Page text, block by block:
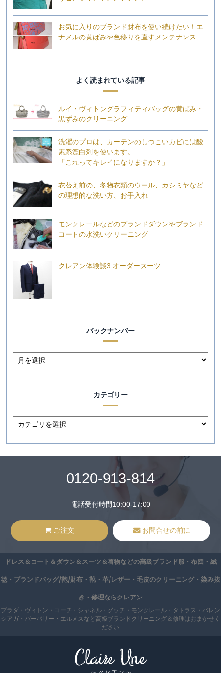
お気に入りのブランド財布を使い続けたい！エ
ナメルの黄ばみや色移りを直すメンテナンス
よく読まれている記事
ルイ・ヴィトングラフィティバッグの黄ばみ・
黒ずみのクリーニング
洗濯のプロは、カーテンのしつこいカビには酸
素系漂白剤を使います。
「これってキレイになりますか？」
衣替え前の、冬物衣類のウール、カシミヤなど
の理想的な洗い方、お手入れ
モンクレールなどのブランドダウンやブランド
コートの水洗いクリーニング
クレアン体験談3 オーダースーツ
バックナンバー
カテゴリー
0120-913-814
電話受付時間10:00-17:00
ご注文 お問合せの前に
ドレス＆コート＆ダウン＆スーツ＆着物などの高級ブランド服・布団・絨
毯・ブランドバッグ/鞄/財布・靴・革/レザー・毛皮のクリーニング・染み抜
き・修理ならクレアン
プラダ・ヴィトン・コーチ・シャネル・グッチ・モンクレール・タトラス・バレン
シアガ・バーバリー・エルメスなど高級ブランドクリーニング＆修理はおまかせく
ださい